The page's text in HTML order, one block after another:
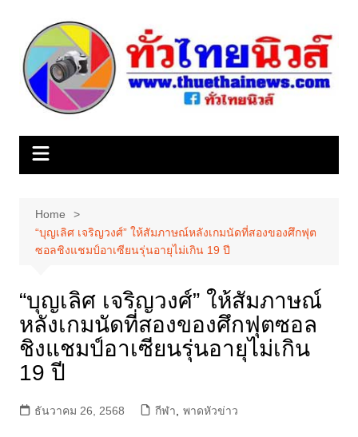
content
Home
“บุญเลิศ เจริญวงศ์” ให้สัมภาษณ์หลังเกมนัดที่สองของศึกฟุต
ซอลชิงแชมป์อาเซียนรุ่นอายุไม่เกิน 19 ปี
“บุญเลิศ เจริญวงศ์” ให้สัมภาษณ์
หลังเกมนัดที่สองของศึกฟุตซอล
ชิงแชมป์อาเซียนรุ่นอายุไม่เกิน
19 ปี
ธันวาคม 26, 2568 กีฬา พาดหัวข่าว